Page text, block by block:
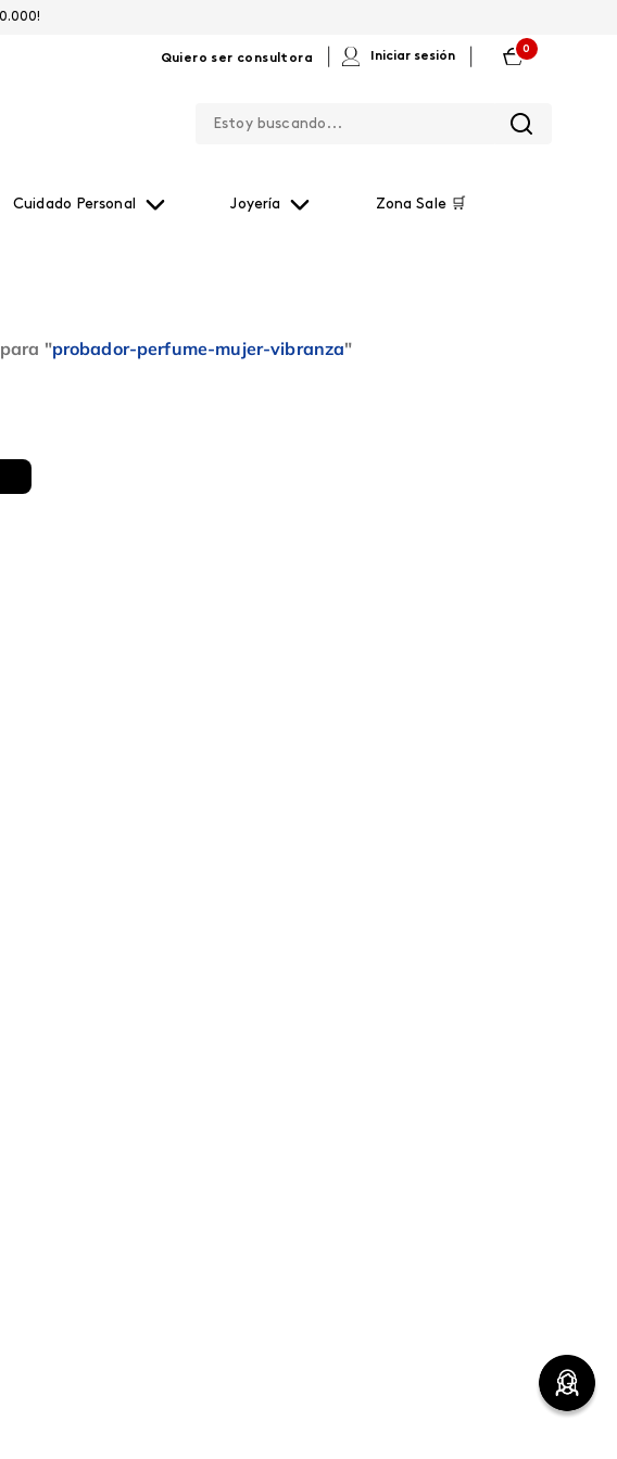
Quiero ser consultora Iniciar sesión
0
Cuidado Personal Joyería Zona Sale 🛒
"probador-perfume-mujer-vibranza"